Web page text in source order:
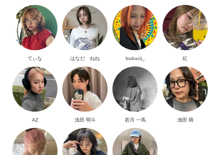
てぃな はなだ ねね bubucii_ 紅
AZ 浅田 明斗 若月 一馬 池田 萌